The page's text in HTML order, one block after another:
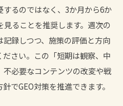
るのではなく、3か月から6か
ることを推奨します。週次の
録しつつ、施策の評価と方向
さい。この「短期は観察、中
必要なコンテンツの改変や戦
でGEO対策を推進できます。